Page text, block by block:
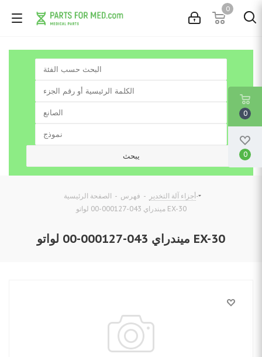
0
الصفحة الرئيسية - فهرس - أجزاء آلة التخدير -
ميندراي 043-000127-00 لواتو EX-30
ميندراي 043-000127-00 لواتو EX-30
0
0